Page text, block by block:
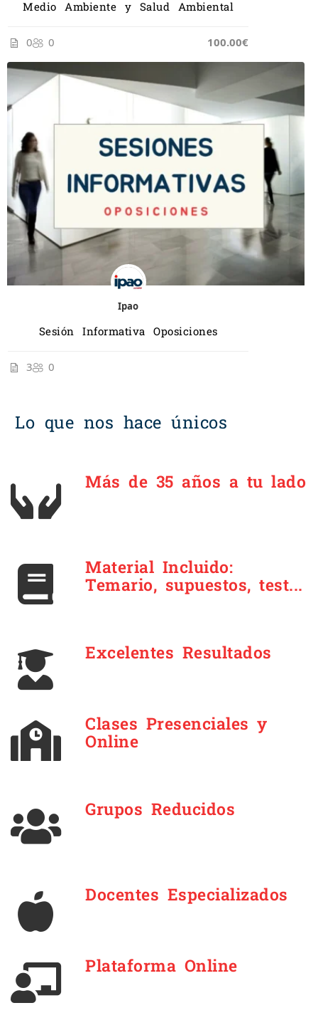
Medio Ambiente y Salud Ambiental
0 0 100.00€
Ipao
Sesión Informativa Oposiciones
3 0
Lo que nos hace únicos
Más de 35 años a tu lado
Material Incluido:
Temario, supuestos, test...
Excelentes Resultados
Clases Presenciales y
Online
Grupos Reducidos
Docentes Especializados
Plataforma Online